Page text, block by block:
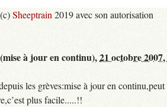
(c)Sheeptrain 2019 avec son autorisation
à jour en continu),21 octobre
les grèves:mise à jour en
plus facile.....!!